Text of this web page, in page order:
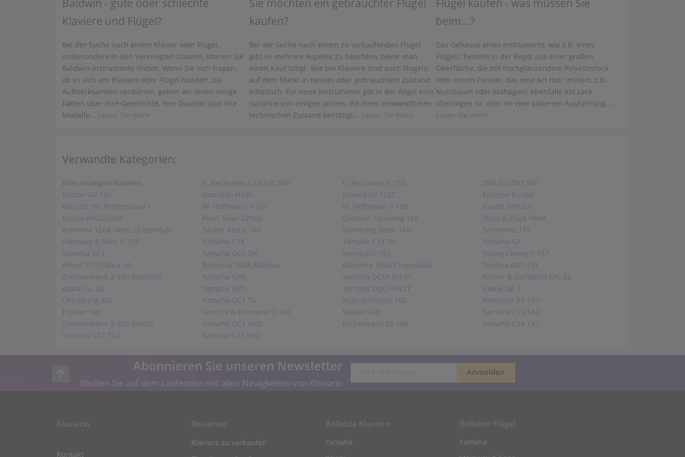
Baldwin - gute oder schlechte
Klaviere und Flügel?
Bei der Suche nach einem Klavier oder Flügel,
insbesondere in den Vereinigten Staaten, können Sie
Baldwin-Instrumente finden. Wenn Sie sich fragen,
ob es sich um Klaviere oder Flügel handelt, die
Aufmerksamkeit verdienen, geben wir Ihnen einige
Fakten über ihre Geschichte, ihre Qualität und ihre
Modelle... Lesen Sie mehr
Sie möchten ein gebrauchter Flügel
kaufen?
Bei der Suche nach einem zu verkaufenden Flügel
gibt es mehrere Aspekte zu beachten, bevor man
einen Kauf tätigt. Wie bei Klaviere sind auch Flügeln
auf dem Markt in neuem oder gebrauchtem Zustand
erhältlich. Für neue Instrumente gilt in der Regel eine
Garantie von einigen Jahren, die ihren einwandfreien
technischen Zustand bestätigt... Lesen Sie mehr
Flügel kaufen - was müssen Sie
beim...?
Das Gehäuse eines Instruments, wie z.B. eines
Flügels, besteht in der Regel aus einer großen
Oberfläche, die mit hochglänzendem Polyesterlack
oder einem Furnier, das eine Art Holz imitiert, z.B.
Nussbaum oder Mahagoni, ebenfalls mit Lack
überzogen ist, oder im eine polierten Ausführung....
Lesen Sie mehr
Verwandte Kategorien:
Alles anzeigen Baldwin C. Bechstein A 160 (B 160) C. Bechstein K 155
Döll STUDIO 160
Boston GP-156
Hamilton H396 Essex EGP-155C
Euterpe EU160
Feurich 161 Professional I
W. Hoffmann T 161 W. Hoffmann V 158
Knabe WKG53
Knabe WKG53KBF
Pearl River GP160 Grotrian Steinweg 160
Story & Clark H60A
Bohemia 156A Demi Chipendale
Sauter Alpha 160 Steinberg Gerh. 160
Schimmel 155
Steinway & Sons S-155
Yamaha C1X Yamaha C1X SH
Yamaha G1
Yamaha GC1
Yamaha GC1 SH Weinbach 155
Young Chang Y-157
Petrof P 159 Bora (V)
Bohemia 156A Martinu Bohemia 156A Chipendale
Perzina GBT-161
Zimmermann Z 160 Standard
Yamaha GH1 Yamaha DC1X EN ST
Kohler & Campbell KIG-52
Kawai GL-20
Yamaha GP1 Yamaha DGC1 ENST
Kawai GE-1
Chickering 300
Yamaha GC1 TA August Förster 160
Ritmüller RS 160
Elysian 160
Schulze & Pollmann S 160 Maeari G80
Yamaha C1X TA2
Zimmermann S 160 Studio
Yamaha GC1 SH2 Eschenbach ES 160
Yamaha C1X TA1
Yamaha GC1 TA2
Yamaha C1X SH2
Abonnieren Sie unseren Newsletter
Bleiben Sie auf dem Laufenden mit allen Neuigkeiten von Klaviano
Kontakt
Klaviere zu verkaufen
Yamaha
Yamaha